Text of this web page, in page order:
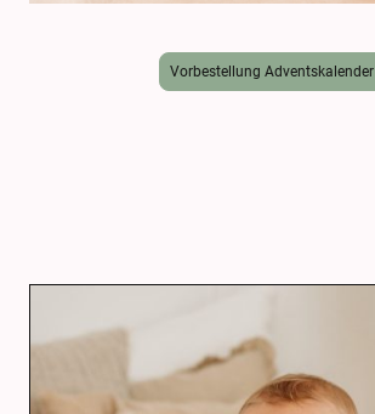
Vorbestellung Adventskalender